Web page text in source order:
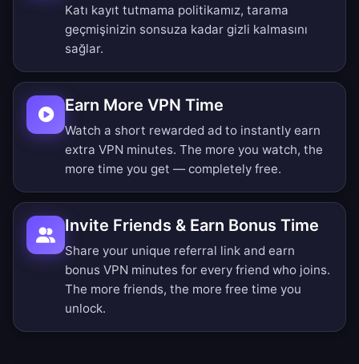
Katı kayıt tutmama politikamız, tarama
geçmişinizin sonsuza kadar gizli kalmasını
sağlar.
Earn More VPN Time
Watch a short rewarded ad to instantly earn
extra VPN minutes. The more you watch, the
more time you get — completely free.
Invite Friends & Earn Bonus Time
Share your unique referral link and earn
bonus VPN minutes for every friend who joins.
The more friends, the more free time you
unlock.